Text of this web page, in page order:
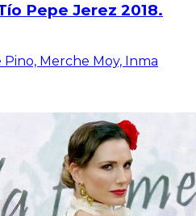
Pepe Jerez 2018.
Merche Moy, Inma